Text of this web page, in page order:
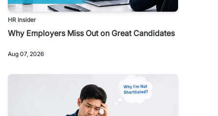
HR Insider
Why Employers Miss Out on Great Candidates
Aug 07, 2026